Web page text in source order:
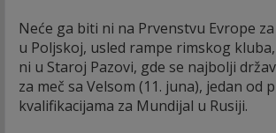
Neće ga biti ni na Prvenstvu Evrope
u Poljskoj, usled rampe rimskog
ni u Staroj Pazovi, gde se najbolji
za meč sa Velsom (11. juna), jedan od
kvalifikacijama za Mundijal u Rusiji.